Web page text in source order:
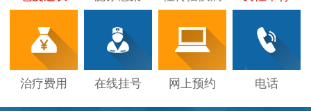
治疗费用 在线挂号 网上预约 电话